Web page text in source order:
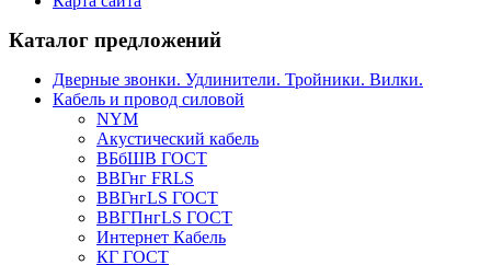
Каталог предложений
Дверные звонки. Удлинители. Тройники. Вилки.
Кабель и провод силовой
NYM
Акустический кабель
ВБбШВ ГОСТ
ВВГнг FRLS
ВВГнгLS ГОСТ
ВВГПнгLS ГОСТ
Интернет Кабель
КГ ГОСТ